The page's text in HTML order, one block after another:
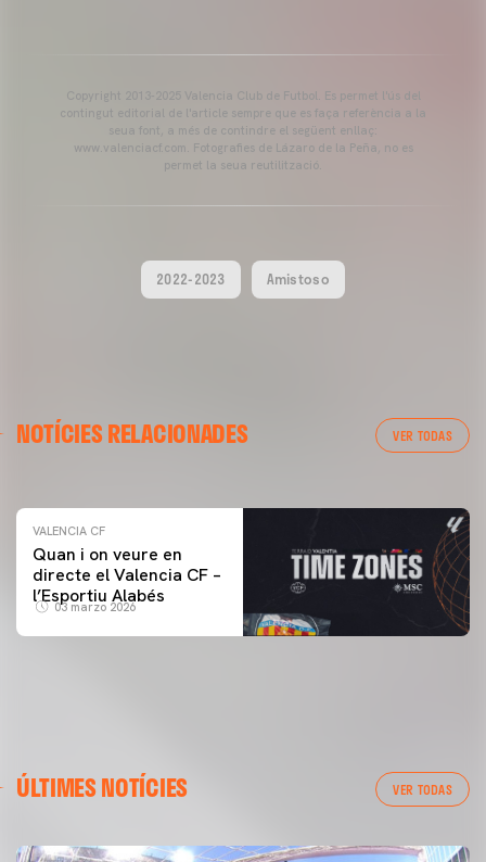
Copyright 2013-2025 Valencia Club de Futbol. Es permet l'ús del
contingut editorial de l'article sempre que es faça referència a la
seua font, a més de contindre el següent enllaç:
www.valenciacf.com. Fotografies de Lázaro de la Peña, no es
permet la seua reutilització.
2022-2023 Amistoso
NOTÍCIES RELACIONADES VER TODAS
ENTRENAMENT DEL VALENCIA CF 04/03/26
VALENCIA CF
Quan i on veure en
directe el Valencia CF –
l’Esportiu Alabés
03 marzo 2026
ÚLTIMES NOTÍCIES VER TODAS